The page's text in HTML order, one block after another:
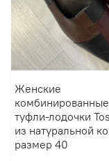
Женские
комбинированные
туфли-лодочки
из натуральной
размер 40